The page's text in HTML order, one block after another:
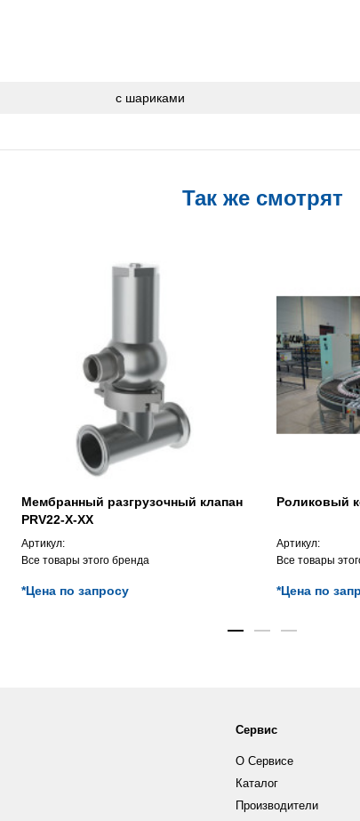
с шариками
Так же смотрят
Мембранный разгрузочный клапан
PRV22-X-XX
Артикул:
Все товары этого бренда
*Цена по запросу
Роликовый
Артикул:
Все товары
*Цена по
Сервис
О Сервисе
Каталог
Производители